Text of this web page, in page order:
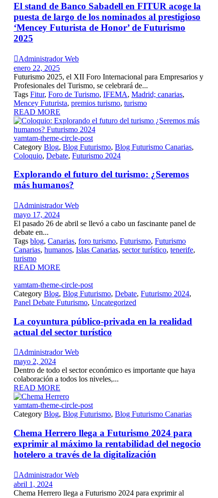
El stand de Banco Sabadell en FITUR acoge la
puesta de largo de los nominados al prestigioso
‘Mencey Futurista de Honor’ de Futurismo
2025
Administrador Web
enero 22, 2025
Futurismo 2025, el XII Foro Internacional para Empresarios y
Profesionales del Turismo, se celebrará de...
Tags Fitur, Foro de Turismo, IFEMA, Madrid; canarias,
Mencey Futurista, premios turismo, turismo
READ MORE
vamtam-theme-circle-post
Category Blog, Blog Futurismo, Blog Futurismo Canarias,
Coloquio, Debate, Futurismo 2024
Explorando el futuro del turismo: ¿Seremos
más humanos?
Administrador Web
mayo 17, 2024
El pasado 26 de abril se llevó a cabo un fascinante panel de
debate en...
Tags blog, Canarias, foro turismo, Futurismo, Futurismo
Canarias, humanos, Islas Canarias, sector turístico, tenerife,
turismo
READ MORE
vamtam-theme-circle-post
Category Blog, Blog Futurismo, Debate, Futurismo 2024,
Panel Debate Futurismo, Uncategorized
La coyuntura público-privada en la realidad
actual del sector turístico
Administrador Web
mayo 2, 2024
Dentro de todo el sector económico es importante que haya
colaboración a todos los niveles,...
READ MORE
vamtam-theme-circle-post
Category Blog, Blog Futurismo, Blog Futurismo Canarias
Chema Herrero llega a Futurismo 2024 para
exprimir al máximo la rentabilidad del negocio
hotelero a través de la digitalización
Administrador Web
abril 1, 2024
Chema Herrero llega a Futurismo 2024 para exprimir al